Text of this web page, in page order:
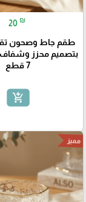
20 ₪
طقم جاط وصحون
بتصميم محزز وشفاف
7 قطع
add_shopping_cart
مميز